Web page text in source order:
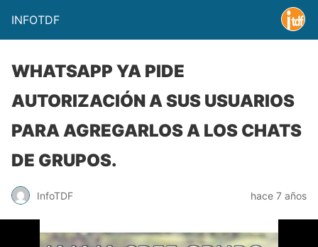
INFOTDF
WHATSAPP YA PIDE
AUTORIZACIÓN A SUS USUARIOS
PARA AGREGARLOS A LOS CHATS
DE GRUPOS.
InfoTDF hace 7 años